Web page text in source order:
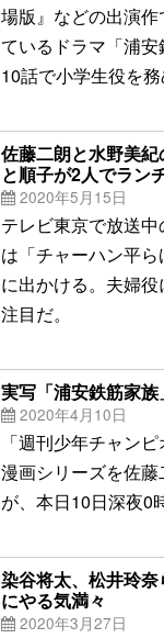
場版』などの出演
ているドラマ「浦
10話で小学生役を務
佐藤二朗と水野美
と順子が2人でラン
2020年5月15日
テレビ東京で放送
は「チャーハン平
に出かける。夫婦
注目だ。
実写「浦安鉄筋家
2020年4月10日
「週刊少年チャン
漫画シリーズを佐藤
が、本日10日深夜0
染谷将太、松井玲
にやる気満々
2020年3月27日